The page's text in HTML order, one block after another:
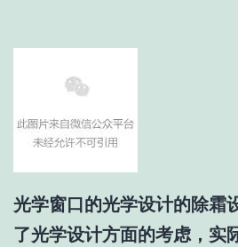
光学窗口的光学设计的除霜
了光学设计方面的考虑，实